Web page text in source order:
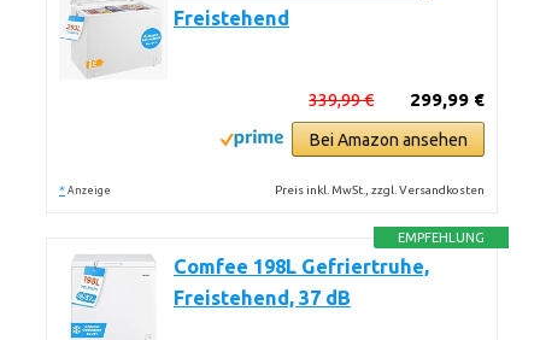
Freistehend
299,99 €
339,99 €
Bei Amazon ansehen
* Anzeige Preis inkl. MwSt., zzgl. Versandkosten
EMPFEHLUNG
Comfee 198L Gefriertruhe,
Freistehend, 37 dB